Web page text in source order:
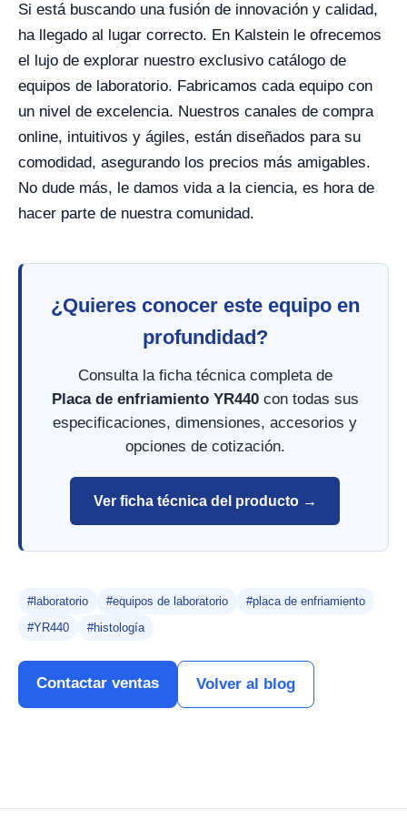
Si está buscando una fusión de innovación y calidad,
ha llegado al lugar correcto. En Kalstein le ofrecemos
el lujo de explorar nuestro exclusivo catálogo de
equipos de laboratorio. Fabricamos cada equipo con
un nivel de excelencia. Nuestros canales de compra
online, intuitivos y ágiles, están diseñados para su
comodidad, asegurando los precios más amigables.
No dude más, le damos vida a la ciencia, es hora de
hacer parte de nuestra comunidad.
¿Quieres conocer este equipo en
profundidad?
Consulta la ficha técnica completa de
Placa de enfriamiento YR440con todas sus
especificaciones, dimensiones, accesorios y
opciones de cotización.
Ver ficha técnica del producto →
#laboratorio #equipos de laboratorio
#placa de enfriamiento
#YR440
#histología
Contactar ventas Volver al blog